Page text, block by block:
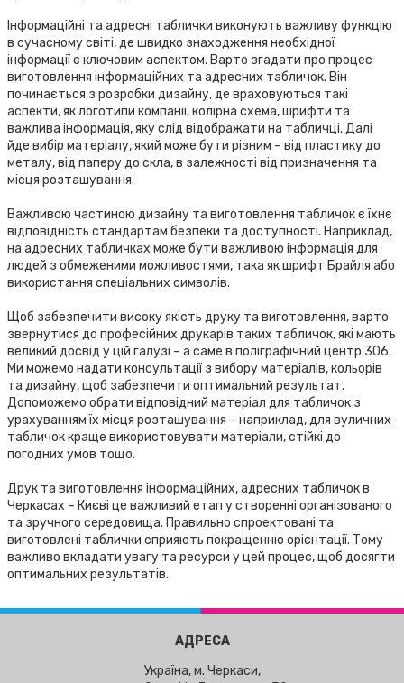
Інформаційні та адресні таблички виконують важливу функцію
в сучасному світі, де швидко знаходження необхідної
інформації є ключовим аспектом. Варто згадати про процес
виготовлення інформаційних та адресних табличок. Він
починається з розробки дизайну, де враховуються такі
аспекти, як логотипи компанії, колірна схема, шрифти та
важлива інформація, яку слід відображати на табличці. Далі
йде вибір матеріалу, який може бути різним – від пластику до
металу, від паперу до скла, в залежності від призначення та
місця розташування.
Важливою частиною дизайну та виготовлення табличок є їхнє
відповідність стандартам безпеки та доступності. Наприклад,
на адресних табличках може бути важливою інформація для
людей з обмеженими можливостями, така як шрифт Брайля або
використання спеціальних символів.
Щоб забезпечити високу якість друку та виготовлення, варто
звернутися до професійних друкарів таких табличок, які мають
великий досвід у цій галузі – а саме в поліграфічний центр 306.
Ми можемо надати консультації з вибору матеріалів, кольорів
та дизайну, щоб забезпечити оптимальний результат.
Допоможемо обрати відповідний матеріал для табличок з
урахуванням їх місця розташування – наприклад, для вуличних
табличок краще використовувати матеріали, стійкі до
погодних умов тощо.
Друк та виготовлення інформаційних, адресних табличок в
Черкасах – Києві це важливий етап у створенні організованого
та зручного середовища. Правильно спроектовані та
виготовлені таблички сприяють покращенню орієнтації. Тому
важливо вкладати увагу та ресурси у цей процес, щоб досягти
оптимальних результатів.
АДРЕСА
Україна, м. Черкаси,